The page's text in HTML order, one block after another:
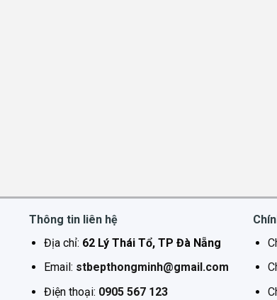
Thông tin liên hệ
Địa chỉ: 62 Lý Thái Tổ, TP Đà Nẵng
Email: stbepthongminh@gmail.com
Điện thoại: 0905 567 123